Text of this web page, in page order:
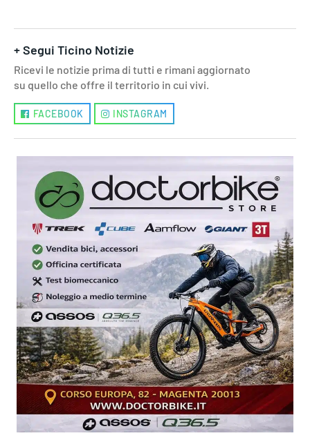
+ Segui Ticino Notizie
Ricevi le notizie prima di tutti e rimani aggiornato
su quello che offre il territorio in cui vivi.
FACEBOOK INSTAGRAM